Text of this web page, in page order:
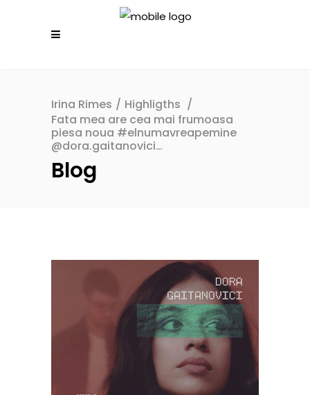
Irina Rimes / Highligths /
Fata mea are cea mai frumoasa
piesa noua #elnumavreapemine
@dora.gaitanovici…
Blog